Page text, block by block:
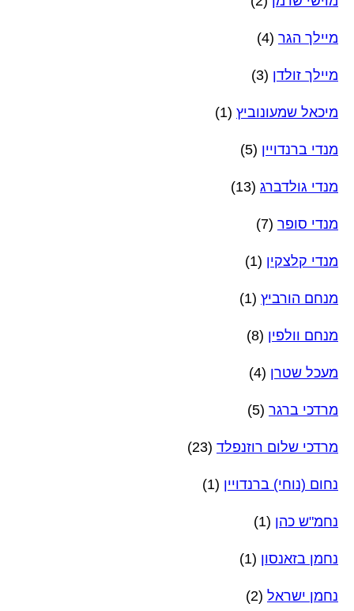
מיילך הגר (4)
מיילך זולדן (3)
מיכאל שמעונוביץ (1)
מנדי ברנדויין (5)
מנדי גולדברג (13)
מנדי סופר (7)
מנדי קלצקין (1)
מנחם הורביץ (1)
מנחם וולפין (8)
מעכל שטרן (4)
מרדכי ברגר (5)
מרדכי שלום רוזנפלד (23)
נחום (נוחי) ברנדויין (1)
נחמ"ש כהן (1)
נחמן בזאנסון (1)
נחמן ישראל (2)